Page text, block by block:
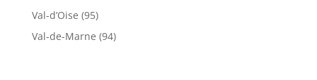
Val-d’Oise (95)
Val-de-Marne (94)